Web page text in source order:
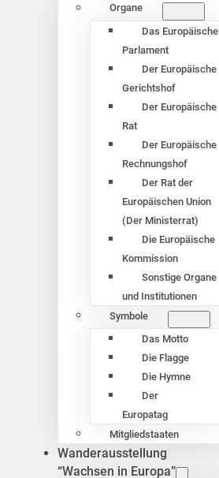
Organe
Das Europäische
Parlament
Der Europäische
Gerichtshof
Der Europäische
Rat
Der Europäische
Rechnungshof
Der Rat der
Europäischen Union
(Der Ministerrat)
Die Europäische
Kommission
Sonstige Organe
und Institutionen
Symbole
Das Motto
Die Flagge
Die Hymne
Der
Europatag
Mitgliedstaaten
Wanderausstellung
“Wachsen in Europa”